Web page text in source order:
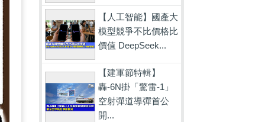
【人工智能】國產大
模型競爭不比價格比
價值 DeepSeek...
【建軍節特輯】
轟-6N掛「驚雷-1」
空射彈道導彈首公
開...